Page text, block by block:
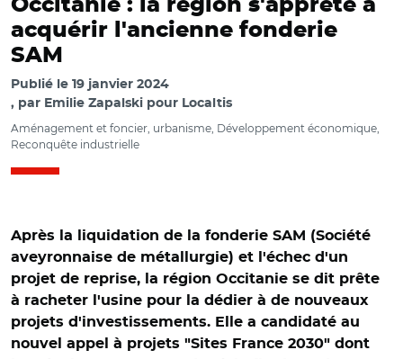
Occitanie : la région s'apprête à
acquérir l'ancienne fonderie
SAM
Publié le 19 janvier 2024
par Emilie Zapalski pour Localtis
Aménagement et foncier, urbanisme, Développement économique,
Reconquête industrielle
Après la liquidation de la fonderie SAM (Société
aveyronnaise de métallurgie) et l'échec d'un
projet de reprise, la région Occitanie se dit prête
à racheter l'usine pour la dédier à de nouveaux
projets d'investissements. Elle a candidaté au
nouvel appel à projets "Sites France 2030" dont